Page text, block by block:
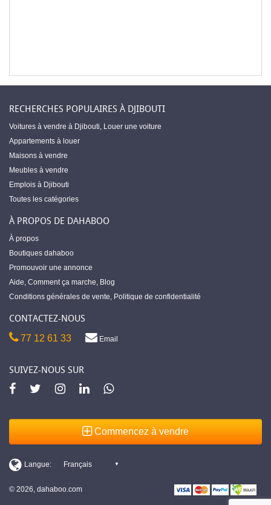
RECHERCHES POPULAIRES À DJIBOUTI
Voitures à vendre à Djibouti, Louer une voiture
Appartements à louer
Maisons à vendre
Meubles à vendre
Emplois à Djibouti
Toutes les catégories
À PROPOS DE DAHABOO
À propos
Boutiques dahaboo
Promouvoir une annonce
Aide, Comment ça marche, Blog
Conditions générales de vente, Politique de confidentialité
CONTACTEZ-NOUS
77 12 61 33 Email
SUIVEZ-NOUS SUR
Commencez à vendre
© 2026, dahaboo.com